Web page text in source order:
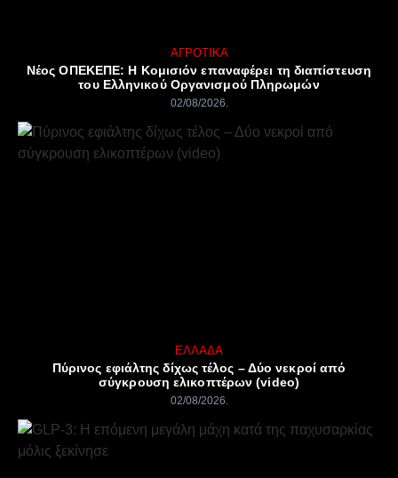
ΑΓΡΟΤΙΚΆ
Νέος ΟΠΕΚΕΠΕ: Η Κομισιόν επαναφέρει τη διαπίστευση
του Ελληνικού Οργανισμού Πληρωμών
02/08/2026
ΕΛΛΆΔΑ
Πύρινος εφιάλτης δίχως τέλος – Δύο νεκροί από
σύγκρουση ελικοπτέρων (video)
02/08/2026